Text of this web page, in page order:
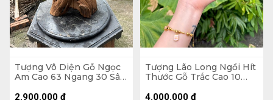
Tượng Vô Diện Gỗ Ngọc
Am Cao 63 Ngang 30 Sâu
2.900.000 ₫
Tượng Lão Long Ngồi Hít
Thước Gỗ Trắc Cao 10
4.000.000 ₫